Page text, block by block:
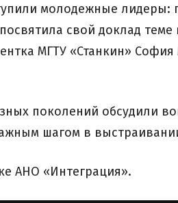
молодежные лидеры:
свой доклад
МГТУ «Станкин»
поколений обсудили
шагом в
АНО «Интеграция».